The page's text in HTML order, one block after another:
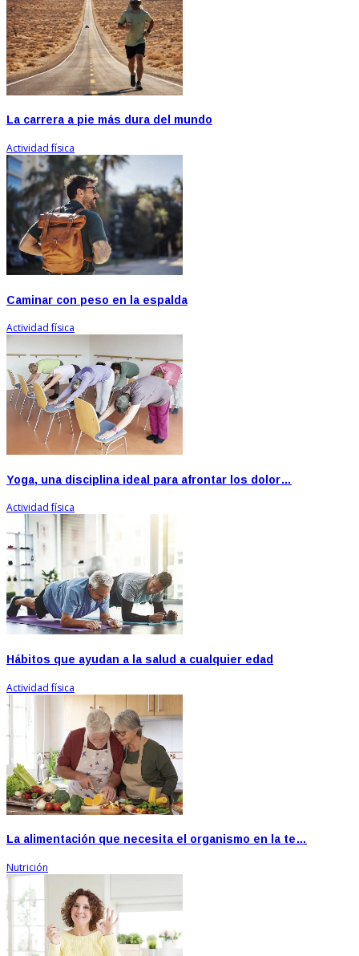
La carrera a pie más dura del mundo
Actividad física
Caminar con peso en la espalda
Actividad física
Yoga, una disciplina ideal para afrontar los dolor…
Actividad física
Hábitos que ayudan a la salud a cualquier edad
Actividad física
La alimentación que necesita el organismo en la te…
Nutrición